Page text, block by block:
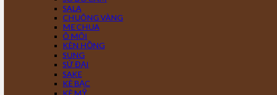
SALA
CHUÔNG VÀNG
ME CHUA
Ô MÔI
KÈN HỒNG
SUNG
SỨ ĐẠI
SAKE
KÈ BẠC
KÈ MỸ